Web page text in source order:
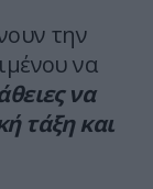
την
να
να
τάξη και